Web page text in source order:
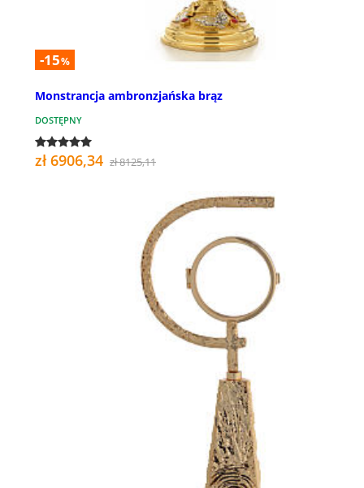
-15%
Monstrancja ambronzjańska brąz
DOSTĘPNY
zł 6906,34 zł 8125,11